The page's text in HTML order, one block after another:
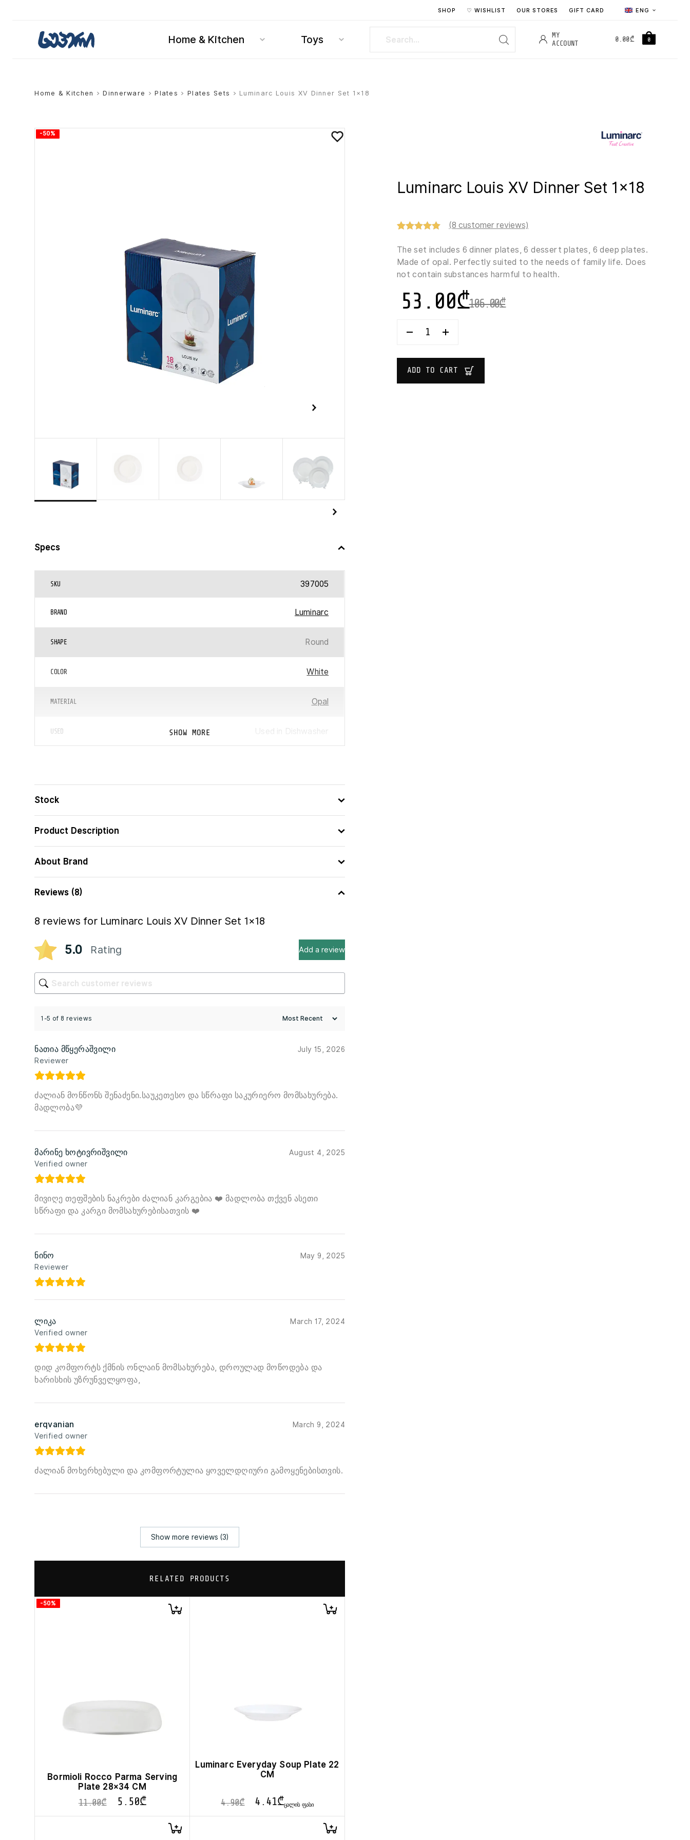
ENG
SHOP ♡ WISHLIST OUR STORES GIFT CARD
Home & Kitchen Toys
MY
ACCOUNT
0.00₾ 0
Home & Kitchen >Dinnerware >Plates > Plates Sets > Luminarc Louis XV Dinner Set 1×18
-50%
Luminarc Louis XV Dinner Set 1×18
out of 5
based on
customer
ratings
(8 customer reviews)
The set includes 6 dinner plates, 6 dessert plates, 6 deep plates.
Made of opal. Perfectly suited to the needs of family life. Does
not contain substances harmful to health.
106.00₾
53.00₾
LUMINARC
DINNER
1X18
ADD TO CART
Specs
SKU 397005
BRAND Luminarc
SHAPE Round
COLOR White
MATERIAL Opal
USED Used in Dishwasher
SHOW MORE
Stock
Product Description
About Brand
Reviews (8)
8 reviews for Luminarc Louis XV Dinner Set 1×18
5.0 Rating Add a review
1-5 of 8 reviews
ნათია მწყერაშვილი
Reviewer
July 15, 2026
ძალიან მონწონს შენაძენი.საუკეთესო და სწრაფი საკურიერო მომსახურება.
მადლობა💜
მარინე ხოტივრიშვილი
Verified owner
August 4, 2025
მივიღე თეფშების ნაკრები ძალიან კარგებია ❤️ მადლობა თქვენ ასეთი
სწრაფი და კარგი მომსახურებისათვის ❤️
ნინო
Reviewer
May 9, 2025
ლიკა
Verified owner
March 17, 2024
დიდ კომფორტს ქმნის ონლაინ მომსახურება, დროულად მოწოდება და
ხარისხის უზრუნველყოფა,
erqvanian
Verified owner
March 9, 2024
ძალიან მოხერხებული და კომფორტულია ყოველდღიური გამოყენებისთვის.
Show more reviews (3)
RELATED PRODUCTS
-50%
Bormioli Rocco Parma Serving
Plate 28×34 CM
11.00₾ 5.50₾
Luminarc Everyday Soup Plate 22
CM
4.90₾ 4.41₾ᲪᲐᲚᲘᲡ ᲤᲐᲡᲘ